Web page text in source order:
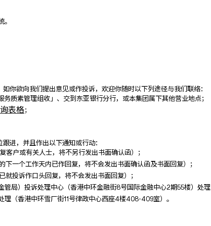
。
如你欲向我们提出意见或作投诉，欢迎你随时以下列途径与我们联络：
质素管理组收」、交到东亚银行分行，或本集团属下其他营业地点；
表格；
跟进，并且作出以下通知或行动：
户或有关人士，将不另行发出书面确认函）；
一个工作天内已作回复，将不会发出书面确认函及书面回复）；
就投诉作口头回复，将不会发出书面回复）
；
局）投诉处理中心（香港中环金融街8号国际金融中心2期55楼）处理
（香港中环雪厂街11号律政中心西座4楼408-409室）。